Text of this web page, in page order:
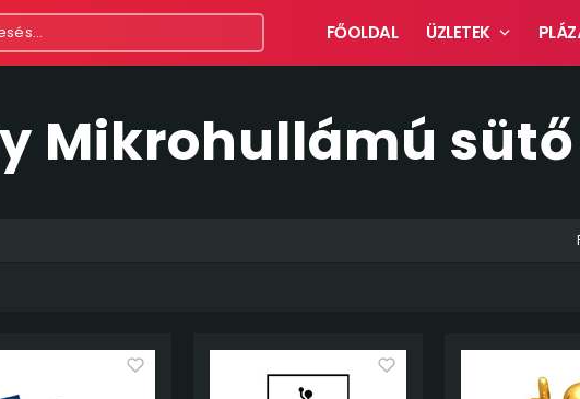
FŐOLDAL ÜZLETEK
Mikrohullámú